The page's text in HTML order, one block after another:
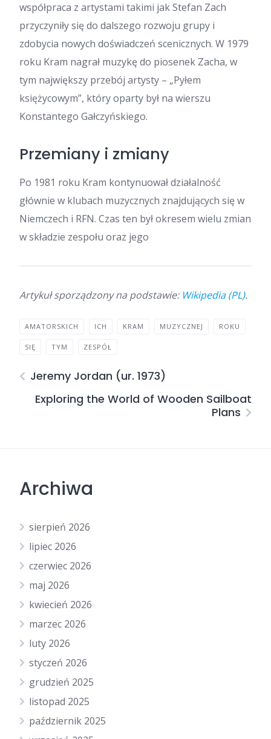
współpraca z artystami takimi jak Stefan Zach
przyczyniły się do dalszego rozwoju grupy i
zdobycia nowych doświadczeń scenicznych. W 1979
roku Kram nagrał muzykę do piosenek Zacha, w
tym największy przebój artysty – „Pyłem
księżycowym”, który oparty był na wierszu
Konstantego Gałczyńskiego.
Przemiany i zmiany
Po 1981 roku Kram kontynuował działalność
głównie w klubach muzycznych znajdujących się w
Niemczech i RFN. Czas ten był okresem wielu zmian
w składzie zespołu oraz jego
Artykuł sporządzony na podstawie: Wikipedia (PL).
AMATORSKICH ICH KRAM MUZYCZNEJ ROKU
SIĘ TYM ZESPÓŁ
Jeremy Jordan (ur. 1973)
Exploring the World of Wooden Sailboat
Plans
Archiwa
sierpień 2026
lipiec 2026
czerwiec 2026
maj 2026
kwiecień 2026
marzec 2026
luty 2026
styczeń 2026
grudzień 2025
listopad 2025
październik 2025